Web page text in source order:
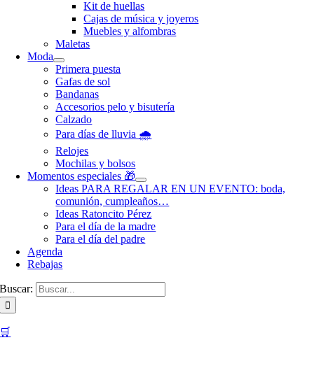
Kit de huellas
Cajas de música y joyeros
Muebles y alfombras
Maletas
Moda
Primera puesta
Gafas de sol
Bandanas
Accesorios pelo y bisutería
Calzado
Para días de lluvia 🌧️
Relojes
Mochilas y bolsos
Momentos especiales 🎁
Ideas PARA REGALAR EN UN EVENTO: boda,
comunión, cumpleaños…
Ideas Ratoncito Pérez
Para el día de la madre
Para el día del padre
Agenda
Rebajas
Buscar:
🛒